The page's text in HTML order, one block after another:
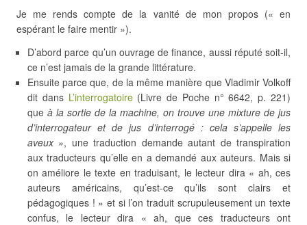
Je me rends compte de la vanité de mon propos (« en
espérant le faire mentir »).
D’abord parce qu’un ouvrage de finance, aussi réputé soit-il,
ce n’est jamais de la grande littérature.
Ensuite parce que, de la même manière que Vladimir Volkoff
dit dans L’interrogatoire(Livre de Poche n° 6642, p. 221)
que à la sortie de la machine, on trouve une mixture de jus
d’interrogateur et de jus d’interrogé : cela s’appelle les
aveux », une traduction demande autant de transpiration
aux traducteurs qu’elle en a demandé aux auteurs. Mais si
on améliore le texte en traduisant, le lecteur dira « ah, ces
auteurs américains, qu’est-ce qu’ils sont clairs et
pédagogiques ! » et si l’on traduit scrupuleusement un texte
confus, le lecteur dira « ah, que ces traducteurs ont